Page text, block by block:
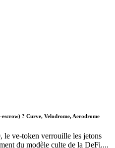
escrow) ? Curve, Velodrome, Aerodrome
le ve-token verrouille les jetons
du modèle culte de la DeFi....